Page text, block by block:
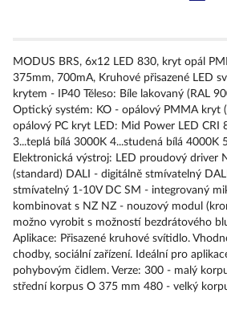
MODUS BRS, 6x12 LED 830, kryt opál
375mm, 700mA, Kruhové přisazené LED
krytem - IP40 Těleso: Bíle lakovaný (RAL
Optický systém: KO - opálový PMMA kryt
opálový PC kryt LED: Mid Power LED CRI
3...teplá bílá 3000K 4...studená bílá 4000K
Elektronická výstroj: LED proudový driver
(standard) DALI - digitálně stmívatelný
stmívatelný 1-10V DC SM - integrovaný
kombinovat s NZ NZ - nouzový modul
možno vyrobit s možností bezdrátového
Aplikace: Přisazené kruhové svítidlo.
chodby, sociální zařízení. Ideální pro
pohybovým čidlem. Verze: 300 - malý
střední korpus O 375 mm 480 - velký